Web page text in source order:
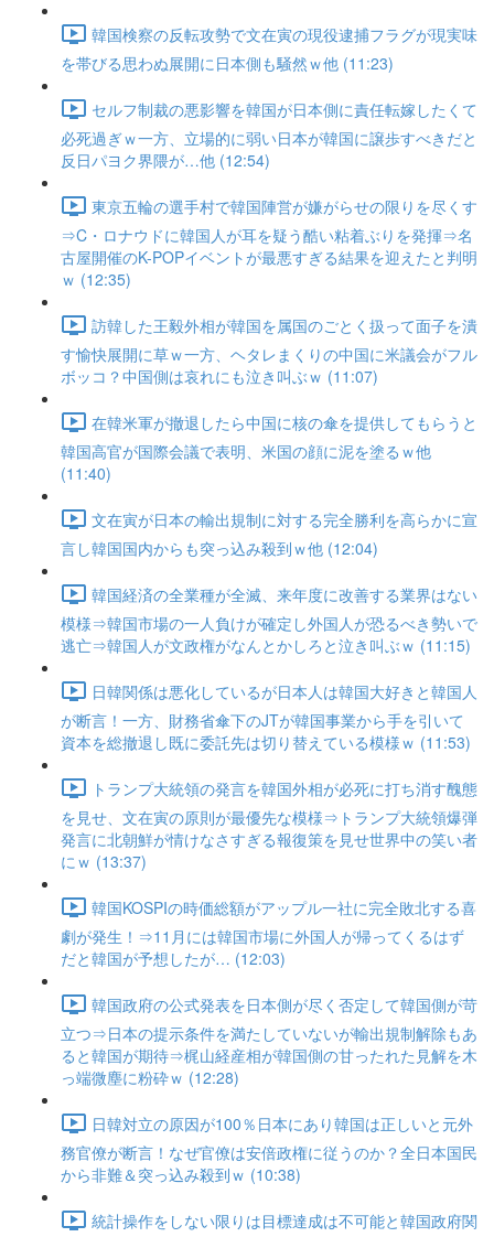
韓国検察の反転攻勢で文在寅の現役逮捕フラグが現実味
を帯びる思わぬ展開に日本側も騒然ｗ他 (11:23)
セルフ制裁の悪影響を韓国が日本側に責任転嫁したくて
必死過ぎｗ一方、立場的に弱い日本が韓国に譲歩すべきだと
反日パヨク界隈が…他 (12:54)
東京五輪の選手村で韓国陣営が嫌がらせの限りを尽くす
⇒C・ロナウドに韓国人が耳を疑う酷い粘着ぶりを発揮⇒名
古屋開催のK-POPイベントが最悪すぎる結果を迎えたと判明
ｗ (12:35)
訪韓した王毅外相が韓国を属国のごとく扱って面子を潰
す愉快展開に草ｗ一方、ヘタレまくりの中国に米議会がフル
ボッコ？中国側は哀れにも泣き叫ぶｗ (11:07)
在韓米軍が撤退したら中国に核の傘を提供してもらうと
韓国高官が国際会議で表明、米国の顔に泥を塗るｗ他
(11:40)
文在寅が日本の輸出規制に対する完全勝利を高らかに宣
言し韓国国内からも突っ込み殺到ｗ他 (12:04)
韓国経済の全業種が全滅、来年度に改善する業界はない
模様⇒韓国市場の一人負けが確定し外国人が恐るべき勢いで
逃亡⇒韓国人が文政権がなんとかしろと泣き叫ぶｗ (11:15)
日韓関係は悪化しているが日本人は韓国大好きと韓国人
が断言！一方、財務省傘下のJTが韓国事業から手を引いて
資本を総撤退し既に委託先は切り替えている模様ｗ (11:53)
トランプ大統領の発言を韓国外相が必死に打ち消す醜態
を見せ、文在寅の原則が最優先な模様⇒トランプ大統領爆弾
発言に北朝鮮が情けなさすぎる報復策を見せ世界中の笑い者
にｗ (13:37)
韓国KOSPIの時価総額がアップル一社に完全敗北する喜
劇が発生！⇒11月には韓国市場に外国人が帰ってくるはず
だと韓国が予想したが… (12:03)
韓国政府の公式発表を日本側が尽く否定して韓国側が苛
立つ⇒日本の提示条件を満たしていないが輸出規制解除もあ
ると韓国が期待⇒梶山経産相が韓国側の甘ったれた見解を木
っ端微塵に粉砕ｗ (12:28)
日韓対立の原因が100％日本にあり韓国は正しいと元外
務官僚が断言！なぜ官僚は安倍政権に従うのか？全日本国民
から非難＆突っ込み殺到ｗ (10:38)
統計操作をしない限りは目標達成は不可能と韓国政府関